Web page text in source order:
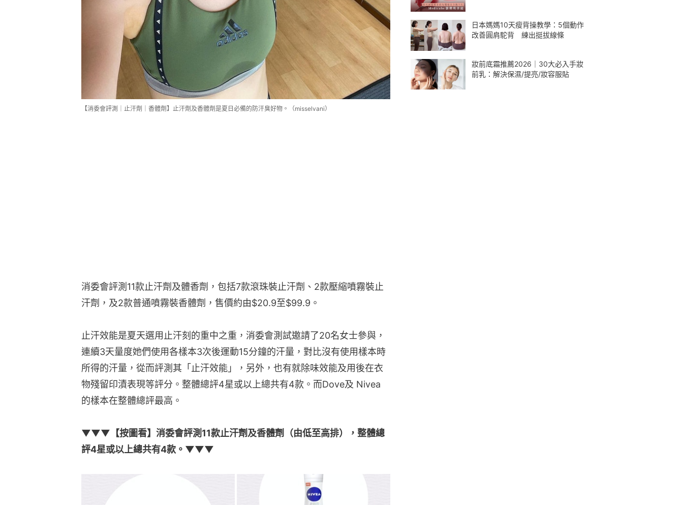
【消委會評測｜止汗劑｜香體劑】止汗劑及香體劑是夏日必備的防汗臭好物。（misselvani）
消委會評測11款止汗劑及體香劑，包括7款滾珠裝止汗劑、2款壓縮噴霧裝止
汗劑，及2款普通噴霧裝香體劑，售價約由$20.9至$99.9。
止汗效能是夏天選用止汗刻的重中之重，消委會測試邀請了20名女士參與，
連續3天量度她們使用各樣本3次後運動15分鐘的汗量，對比沒有使用樣本時
所得的汗量，從而評測其「止汗效能」，另外，也有就除味效能及用後在衣
物殘留印漬表現等評分。整體總評4星或以上總共有4款。而Dove及 Nivea
的樣本在整體總評最高。
▼▼▼【按圖看】消委會評測11款止汗劑及香體劑（由低至高排），整體總
評4星或以上總共有4款。▼▼▼
日本媽媽10天瘦背操教學：5個動作
改善圓肩駝背 練出挺拔線條
妝前底霜推薦2026｜30大必入手妝
前乳：解決保濕/提亮/妝容服貼